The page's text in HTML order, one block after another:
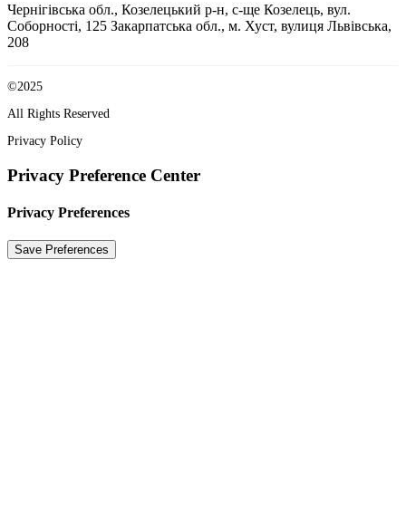
Чернігівська обл., Козелецький р-н, с-ще Козелець, вул.
Соборності, 125 Закарпатська обл., м. Хуст, вулиця Львівська,
208
©2025
All Rights Reserved
Privacy Policy
Privacy Preference Center
Privacy Preferences